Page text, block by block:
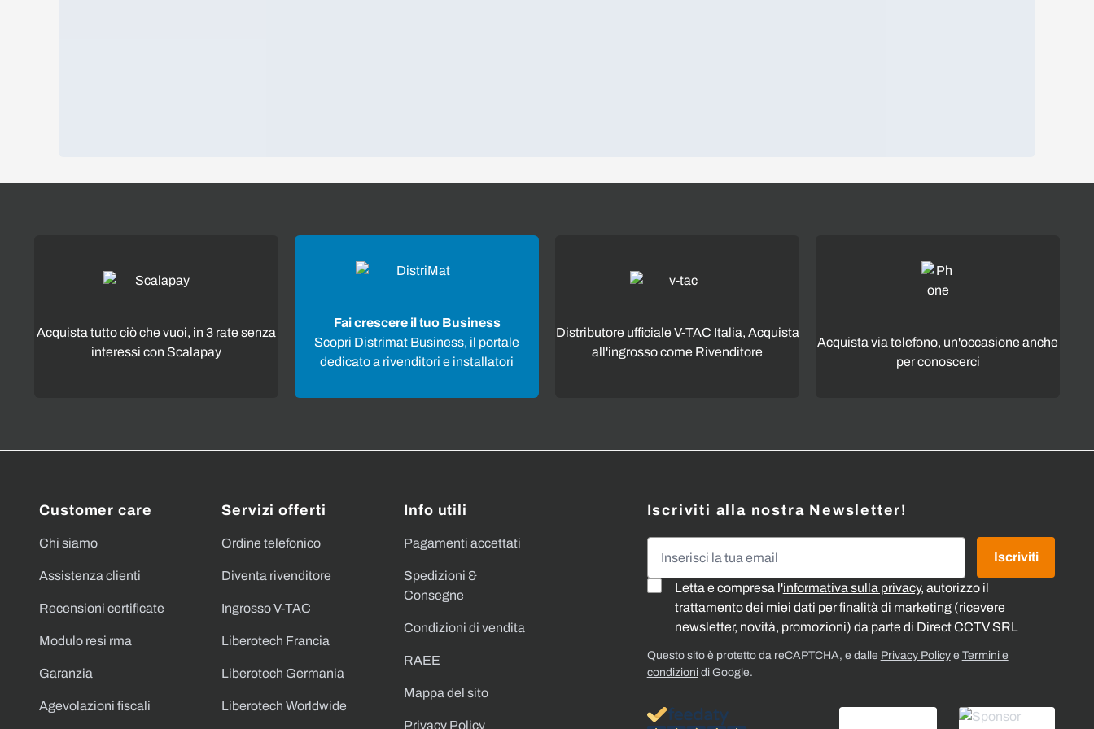
Acquista tutto ciò che vuoi, in 3 rate senza
interessi con Scalapay
Fai crescere il tuo Business
Scopri Distrimat Business, il portale
dedicato a rivenditori e installatori
Distributore ufficiale V-TAC Italia, Acquista
all'ingrosso come Rivenditore
Acquista via telefono, un'occasione anche
per conoscerci
Customer care
Chi siamo
Assistenza clienti
Recensioni certificate
Modulo resi rma
Garanzia
Agevolazioni fiscali
Servizi offerti
Ordine telefonico
Diventa rivenditore
Ingrosso V-TAC
Liberotech Francia
Liberotech Germania
Liberotech Worldwide
Info utili
Pagamenti accettati
Spedizioni &
Consegne
Condizioni di vendita
RAEE
Mappa del sito
Privacy Policy
Iscriviti alla nostra Newsletter!
Letta e compresa l'informativa sulla privacy, autorizzo il
trattamento dei miei dati per finalità di marketing (ricevere
newsletter, novità, promozioni) da parte di Direct CCTV SRL
Iscriviti
Questo sito è protetto da reCAPTCHA, e dalle Privacy Policye Termini e
condizionidi Google.